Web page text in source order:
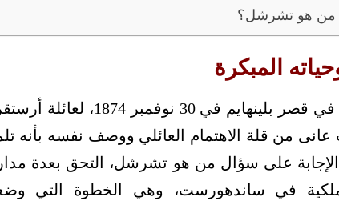
من هو تشرشل؟
المبكرة
وُلد ونستون تشرشل في قصر
عانى من قلة الاهتمام العائلي ووصف نفسه
على سؤال من هو تشرشل، التحق بعدة
الملكية في ساندهورست، وهي الخطوة التي